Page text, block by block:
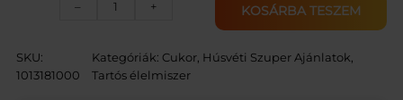
–
O
N
+ KOSÁRBA TESZEM
SKU:
1013181000
Kategóriák: Cukor Húsvéti Szuper Ajánlatok
Tartós élelmiszer